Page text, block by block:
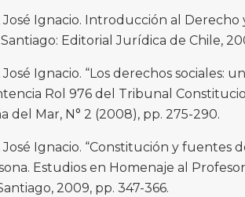
José Ignacio. Introducción al
Editorial Jurídica de Chile,
José Ignacio. “Los derechos sociales:
Rol 976 del Tribunal
del Mar, N° 2 (2008), pp. 275-290.
José Ignacio. “Constitución y fuentes
Estudios en Homenaje al
2009, pp. 347-366.